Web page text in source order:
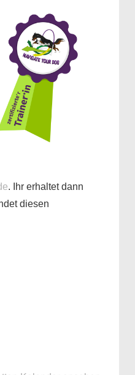
. Ihr erhaltet dann
diesen